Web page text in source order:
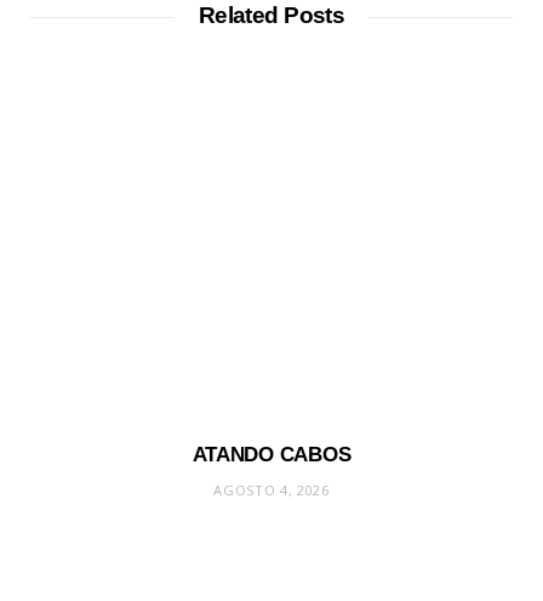
Related Posts
ATANDO CABOS
AGOSTO 4, 2026